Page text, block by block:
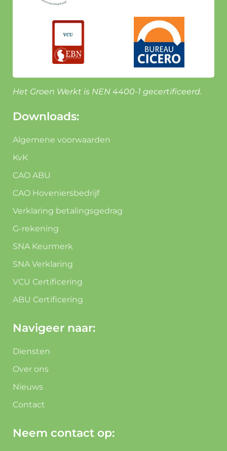
Het Groen Werkt is NEN 4400-1 gecertificeerd.
Downloads:
Algemene voorwaarden
KvK
CAO ABU
CAO Hoveniersbedrijf
Verklaring betalingsgedrag
G-rekening
SNA Keurmerk
SNA Verklaring
VCU Certificering
ABU Certificering
Navigeer naar:
Diensten
Over ons
Nieuws
Contact
Neem contact op: